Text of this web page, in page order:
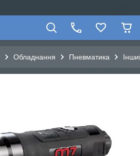
Обладнання Пневматика